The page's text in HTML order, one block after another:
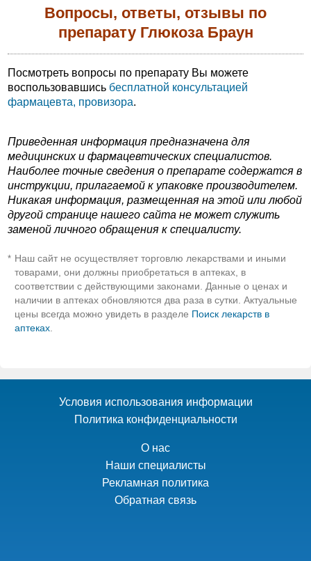
Вопросы, ответы, отзывы по
препарату Глюкоза Браун
Посмотреть вопросы по препарату Вы можете
воспользовавшись бесплатной консультацией
фармацевта, провизора.
Приведенная информация предназначена для
медицинских и фармацевтических специалистов.
Наиболее точные сведения о препарате содержатся в
инструкции, прилагаемой к упаковке производителем.
Никакая информация, размещенная на этой или любой
другой странице нашего сайта не может служить
заменой личного обращения к специалисту.
* Наш сайт не осуществляет торговлю лекарствами и иными
товарами, они должны приобретаться в аптеках, в
соответствии с действующими законами. Данные о ценах и
наличии в аптеках обновляются два раза в сутки. Актуальные
цены всегда можно увидеть в разделе Поиск лекарств в
аптеках.
Условия использования информации
Политика конфиденциальности
О нас
Наши специалисты
Рекламная политика
Обратная связь